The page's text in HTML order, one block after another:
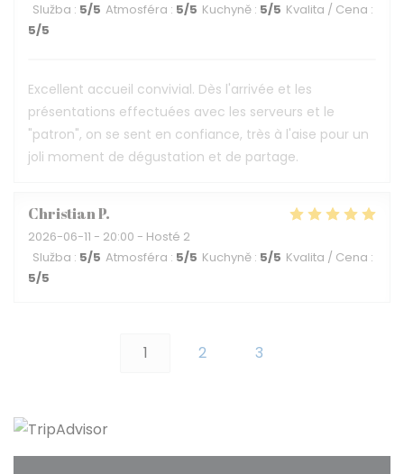
Služba : 5/5 Atmosféra : 5/5 Kuchyně : 5/5 Kvalita / Cena :
5/5
Excellent accueil convivial. Dès l'arrivée et les
présentations effectuées avec les serveurs et le
"patron", on se sent en confiance, très à l'aise pour un
joli moment de dégustation et de partage.
ChristianP
2026-06-11 - 20:00 - Hosté 2
Služba : 5/5 Atmosféra : 5/5 Kuchyně : 5/5 Kvalita / Cena :
5/5
1 2 3